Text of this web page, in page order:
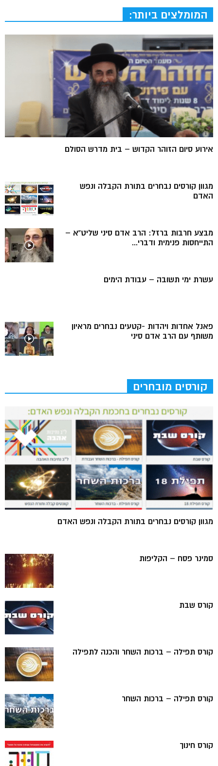
המומלצים ביותר:
אירוע סיום הזוהר הקדוש – בית מדרש הסולם
מגוון קורסים נבחרים בתורת הקבלה ונפש
האדם
מבצע חרבות ברזל: הרב אדם סיני שליט”א –
התייחסות פנימית ודברי...
עשרת ימי תשובה – עבודת הימים
פאנל אחדות ויהדות -קטעים נבחרים מראיון
משותף עם הרב אדם סיני
קורסים מובחרים
מגוון קורסים נבחרים בתורת הקבלה ונפש האדם
סמינר פסח – הקליפות
קורס שבת
קורס תפילה – ברכות השחר והכנה לתפילה
קורס תפילה – ברכות השחר
קורס חינוך